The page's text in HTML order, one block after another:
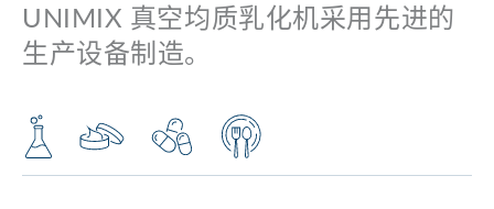
UNIMIX 真空均质乳化机采用先进的
生产设备制造。